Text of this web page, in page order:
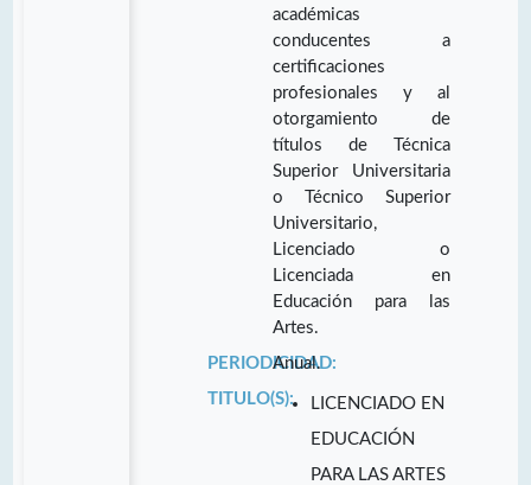
académicas
conducentes a
certificaciones
profesionales y al
otorgamiento de
títulos de Técnica
Superior Universitaria
o Técnico Superior
Universitario,
Licenciado o
Licenciada en
Educación para las
Artes.
PERIODICIDAD:
Anual.
TITULO(S):
LICENCIADO EN
EDUCACIÓN
PARA LAS ARTES